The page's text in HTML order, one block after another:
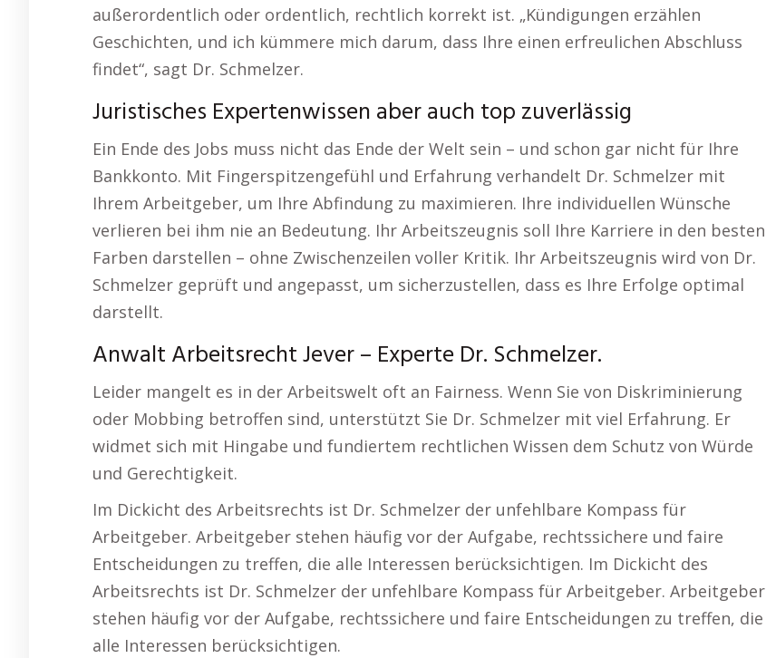
außerordentlich oder ordentlich, rechtlich korrekt ist. „Kündigungen erzählen
Geschichten, und ich kümmere mich darum, dass Ihre einen erfreulichen Abschluss
findet“, sagt Dr. Schmelzer.
Juristisches Expertenwissen aber auch top zuverlässig
Ein Ende des Jobs muss nicht das Ende der Welt sein – und schon gar nicht für Ihre
Bankkonto. Mit Fingerspitzengefühl und Erfahrung verhandelt Dr. Schmelzer mit
Ihrem Arbeitgeber, um Ihre Abfindung zu maximieren. Ihre individuellen Wünsche
verlieren bei ihm nie an Bedeutung. Ihr Arbeitszeugnis soll Ihre Karriere in den besten
Farben darstellen – ohne Zwischenzeilen voller Kritik. Ihr Arbeitszeugnis wird von Dr.
Schmelzer geprüft und angepasst, um sicherzustellen, dass es Ihre Erfolge optimal
darstellt.
Anwalt Arbeitsrecht Jever – Experte Dr. Schmelzer.
Leider mangelt es in der Arbeitswelt oft an Fairness. Wenn Sie von Diskriminierung
oder Mobbing betroffen sind, unterstützt Sie Dr. Schmelzer mit viel Erfahrung. Er
widmet sich mit Hingabe und fundiertem rechtlichen Wissen dem Schutz von Würde
und Gerechtigkeit.
Im Dickicht des Arbeitsrechts ist Dr. Schmelzer der unfehlbare Kompass für
Arbeitgeber. Arbeitgeber stehen häufig vor der Aufgabe, rechtssichere und faire
Entscheidungen zu treffen, die alle Interessen berücksichtigen. Im Dickicht des
Arbeitsrechts ist Dr. Schmelzer der unfehlbare Kompass für Arbeitgeber. Arbeitgeber
stehen häufig vor der Aufgabe, rechtssichere und faire Entscheidungen zu treffen, die
alle Interessen berücksichtigen.